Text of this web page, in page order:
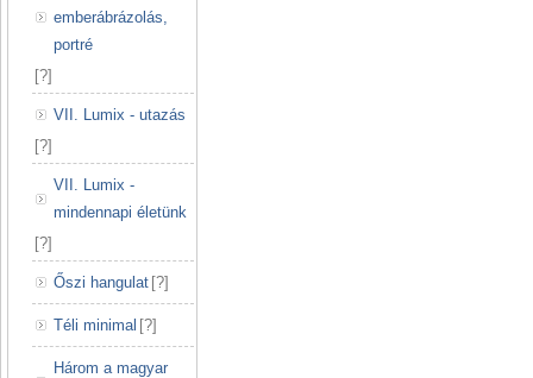
emberábrázolás,
portré
[?]
VII. Lumix - utazás
[?]
VII. Lumix -
mindennapi életünk
[?]
Őszi hangulat [?]
Téli minimal [?]
Három a magyar